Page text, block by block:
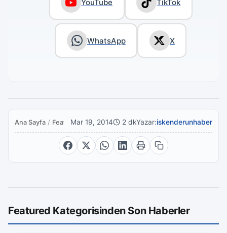
YouTube TikTok
WhatsApp X
Ana Sayfa / FeaturedMar 19, 2014 2 dkYazar:iskenderunhaber
Featured Kategorisinden Son Haberler